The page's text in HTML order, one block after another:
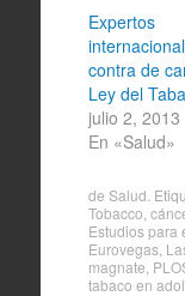
Expertos
contra de
Ley del
julio 2, 2013
En «Salud»
de Salud .
Tobacco
Estudios para
Eurovegas,
magnate
tabaco en